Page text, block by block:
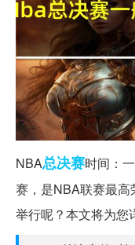
NBA总决赛时间：
赛，是NBA联赛最高
举行呢？本文将为您